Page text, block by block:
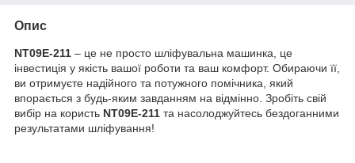
Опис
NT09E-211 – це не просто шліфувальна машинка, це
інвестиція у якість вашої роботи та ваш комфорт. Обираючи її,
ви отримуєте надійного та потужного помічника, який
впорається з будь-яким завданням на відмінно. Зробіть свій
вибір на користь NT09E-211 та насолоджуйтесь бездоганними
результатами шліфування!